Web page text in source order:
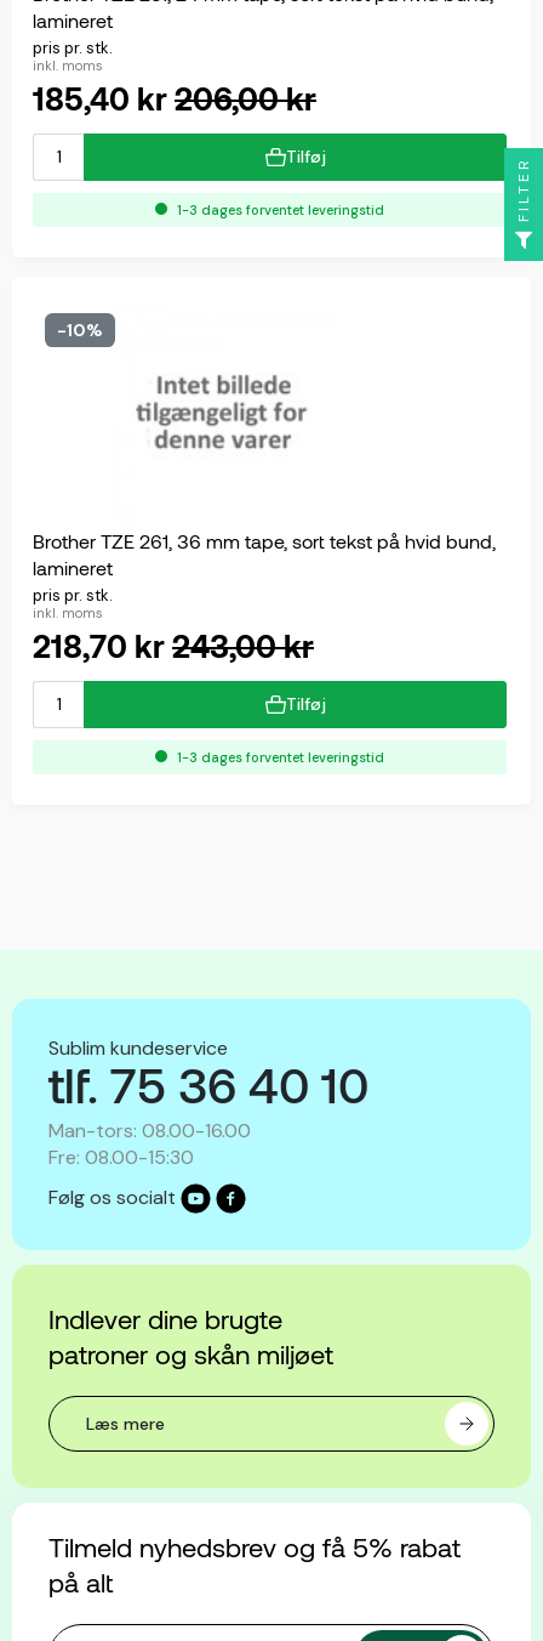
lamineret
pris pr. stk.
inkl. moms
185,40 kr206,00 kr
Tilføj
1-3 dages forventet leveringstid
-10%
Brother TZE 261, 36 mm tape, sort tekst på hvid bund,
lamineret
pris pr. stk.
inkl. moms
218,70 kr243,00 kr
Tilføj
1-3 dages forventet leveringstid
Sublim kundeservice
tlf. 75 36 40 10
Man-tors: 08.00-16.00
Fre: 08.00-15:30
Følg os socialt
Indlever dine brugte
patroner og skån miljøet
Læs mere
Tilmeld nyhedsbrev og få 5% rabat
på alt
FILTER